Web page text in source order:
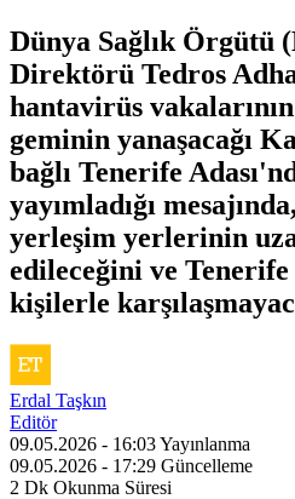
Dünya Sağlık Örgütü
Direktörü Tedros
hantavirüs
geminin yanaşacağı
bağlı Tenerife
yayımladığı
yerleşim yerlerinin
edileceğini ve Tenerife
kişilerle
Erdal Taşkın
Editör
09.05.2026 - 16:03Yayınlanma
09.05.2026 - 17:29 Güncelleme
2 Dk Okunma Süresi